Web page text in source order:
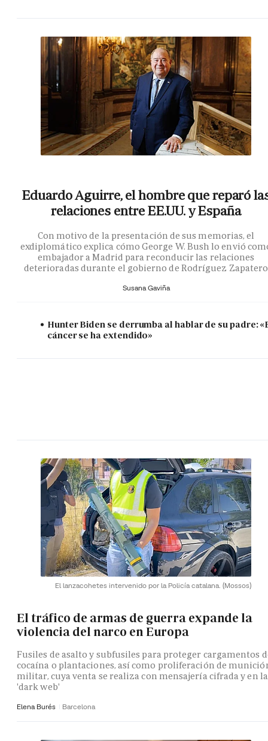
Eduardo Aguirre, el hombre que reparó
relaciones entre EE.UU. y España
Con motivo de la presentación de sus memorias, el
exdiplomático explica cómo George W. Bush lo envió
embajador a Madrid para reconducir las relaciones
deterioradas durante el gobierno de Rodríguez Zapatero
Susana Gaviña
Hunter Biden se derrumba al hablar de su padre:
cáncer se ha extendido»
El lanzacohetes intervenido por la Policía catalana. (Mossos)
El tráfico de armas de guerra expande la
violencia del narco en Europa
Fusiles de asalto y subfusiles para proteger cargamentos
cocaína o plantaciones, así como proliferación de
militar, cuya venta se realiza con mensajería cifrada y en la
'dark web'
Elena Burés Barcelona